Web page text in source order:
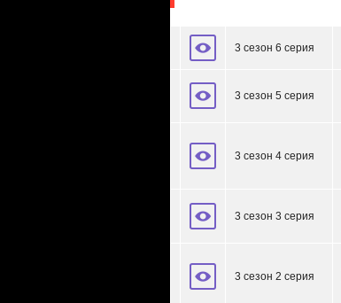
3 сезон 6 серия
3 сезон 5 серия
3 сезон 4 серия
3 сезон 3 серия
3 сезон 2 серия